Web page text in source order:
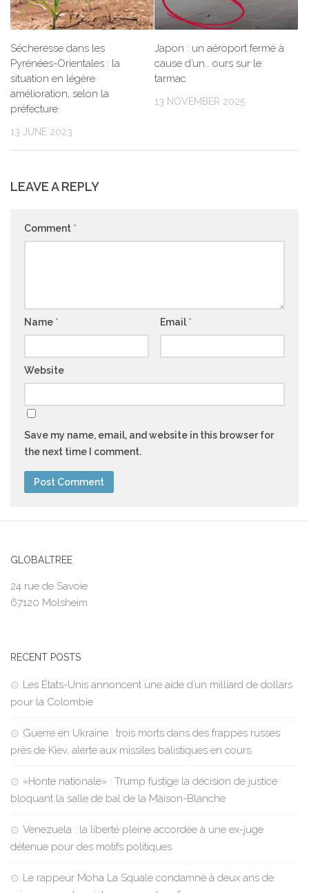
Sécheresse dans les
Pyrénées-Orientales : la
situation en légère
amélioration, selon la
préfecture
13 JUNE 2023
Japon : un aéroport fermé à
cause d’un… ours sur le
tarmac
13 NOVEMBER 2025
LEAVE A REPLY
Comment *
Name * Email *
Website
Save my name, email, and website in this browser for
the next time I comment.
GLOBALTREE
24 rue de Savoie
67120 Molsheim
RECENT POSTS
Les États-Unis annoncent une aide d’un milliard de dollars
pour la Colombie
Guerre en Ukraine : trois morts dans des frappes russes
près de Kiev, alerte aux missiles balistiques en cours
«Honte nationale» : Trump fustige la décision de justice
bloquant la salle de bal de la Maison-Blanche
Venezuela : la liberté pleine accordée à une ex-juge
détenue pour des motifs politiques
Le rappeur Moha La Squale condamné à deux ans de